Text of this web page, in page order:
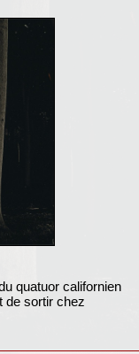
quatuor californien
de sortir chez